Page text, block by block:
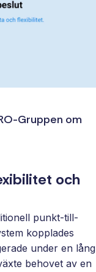
Gruppen om
och
punkt-till-
kopplades
under en lång
behovet av en